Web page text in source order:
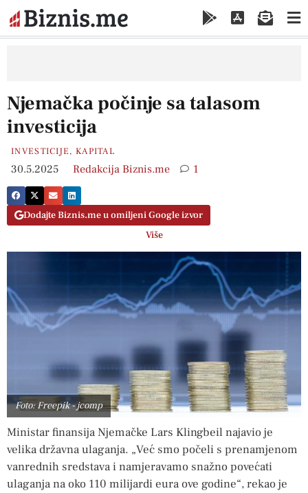
Njemačka počinje sa talasom
investicija
INVESTICIJE, KAPITAL
30.5.2025 Redakcija Biznis.me 1
Dodajte Biznis.me u omiljeni Google izvor
Više
Foto: Freepik - jcomp
Ministar finansija Njemačke Lars Klingbeil najavio je
velika državna ulaganja. „Već smo počeli s prenamjenom
vanrednih sredstava i namjeravamo snažno povećati
ulaganja na oko 110 milijardi eura ove godine“, rekao je